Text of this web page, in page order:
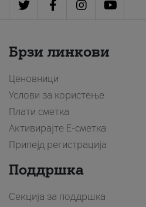
Брзи линкови
Ценовници
Услови за користење
Плати сметка
Активирајте Е-сметка
Припејд регистрација
Поддршка
Секција за поддршка